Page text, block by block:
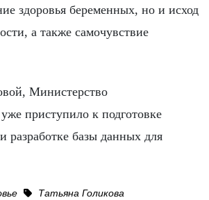
здоровья беременных, но и исход
а также самочувствие
Министерство
приступило к подготовке
разработке базы данных для
Татьяна Голикова